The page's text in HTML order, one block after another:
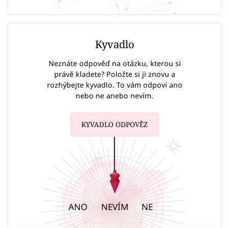
Kyvadlo
Neznáte odpověď na otázku, kterou si
právě kladete? Položte si ji znovu a
rozhýbejte kyvadlo. To vám odpoví ano
nebo ne anebo nevím.
KYVADLO ODPOVĚZ
ANO NEVÍM NE